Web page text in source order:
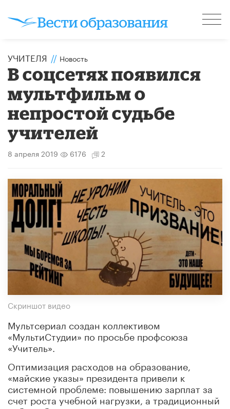
УЧИТЕЛЯ // Новость
В соцсетях появился
мультфильм о
непростой судьбе
учителей
8 апреля 2019 6176 2
Скриншот видео
Мультсериал создан коллективом
«МультиСтудии» по просьбе профсоюза
«Учитель».
Оптимизация расходов на образование,
«майские указы» президента привели к
системной проблеме: повышению зарплат за
счет роста учебной нагрузки, а традиционный